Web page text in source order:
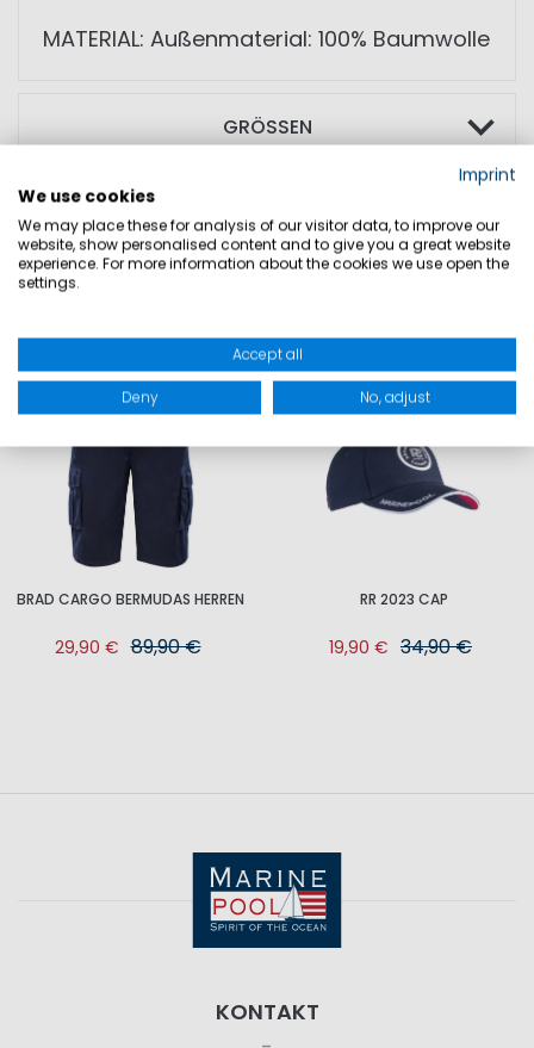
MATERIAL: Außenmaterial: 100% Baumwolle
GRÖSSEN
SALE
BRAD CARGO BERMUDAS HERREN
29,90 € 89,90 €
SALE
RR 2023 CAP
19,90 € 34,90 €
KONTAKT
Imprint
We use cookies
We may place these for analysis of our visitor data, to improve our
website, show personalised content and to give you a great website
experience. For more information about the cookies we use open the
settings.
Accept all
Deny No, adjust